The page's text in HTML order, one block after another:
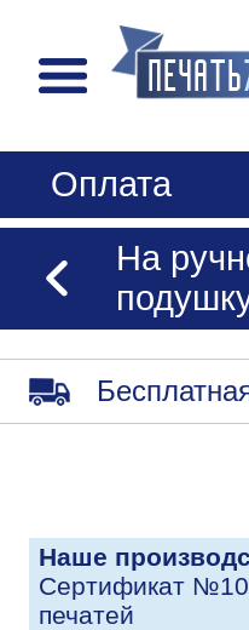
Оплата
На
Наше
Сертификат
печатей